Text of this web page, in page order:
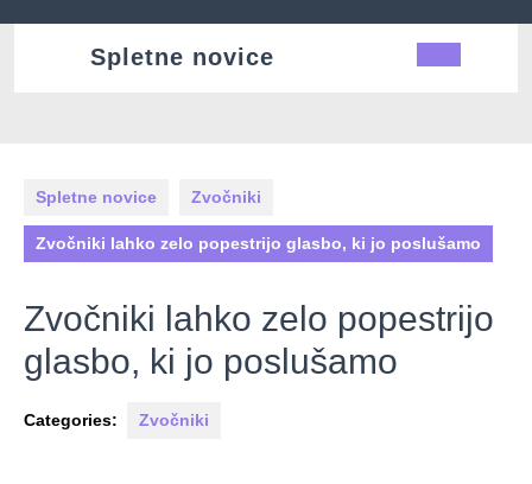
Spletne novice
Spletne novice Zvočniki
Zvočniki lahko zelo popestrijo glasbo, ki jo poslušamo
Zvočniki lahko zelo popestrijo
glasbo, ki jo poslušamo
Categories: Zvočniki